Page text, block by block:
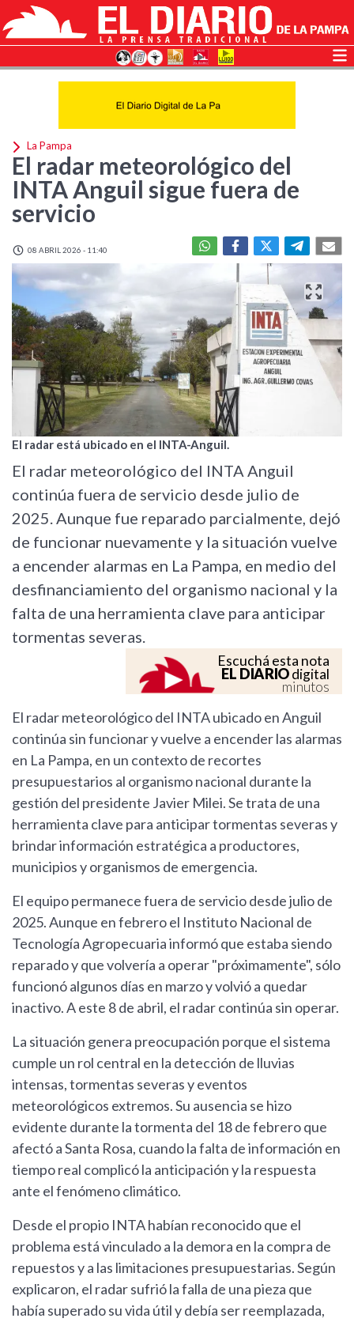
La Pampa
El radar meteorológico del
INTA Anguil sigue fuera de
servicio
08 ABRIL 2026 - 11:40
El radar está ubicado en el INTA-Anguil.
El radar meteorológico del INTA Anguil
continúa fuera de servicio desde julio de
2025. Aunque fue reparado parcialmente, dejó
de funcionar nuevamente y la situación vuelve
a encender alarmas en La Pampa, en medio del
desfinanciamiento del organismo nacional y la
falta de una herramienta clave para anticipar
tormentas severas.
Escuchá esta nota
EL DIARIOdigital
minutos
El radar meteorológico del INTA ubicado en Anguil
continúa sin funcionar y vuelve a encender las alarmas
en La Pampa, en un contexto de recortes
presupuestarios al organismo nacional durante la
gestión del presidente Javier Milei. Se trata de una
herramienta clave para anticipar tormentas severas y
brindar información estratégica a productores,
municipios y organismos de emergencia.
El equipo permanece fuera de servicio desde julio de
2025. Aunque en febrero el Instituto Nacional de
Tecnología Agropecuaria informó que estaba siendo
reparado y que volvería a operar "próximamente", sólo
funcionó algunos días en marzo y volvió a quedar
inactivo. A este 8 de abril, el radar continúa sin operar.
La situación genera preocupación porque el sistema
cumple un rol central en la detección de lluvias
intensas, tormentas severas y eventos
meteorológicos extremos. Su ausencia se hizo
evidente durante la tormenta del 18 de febrero que
afectó a Santa Rosa, cuando la falta de información en
tiempo real complicó la anticipación y la respuesta
ante el fenómeno climático.
Desde el propio INTA habían reconocido que el
problema está vinculado a la demora en la compra de
repuestos y a las limitaciones presupuestarias. Según
explicaron, el radar sufrió la falla de una pieza que
había superado su vida útil y debía ser reemplazada,